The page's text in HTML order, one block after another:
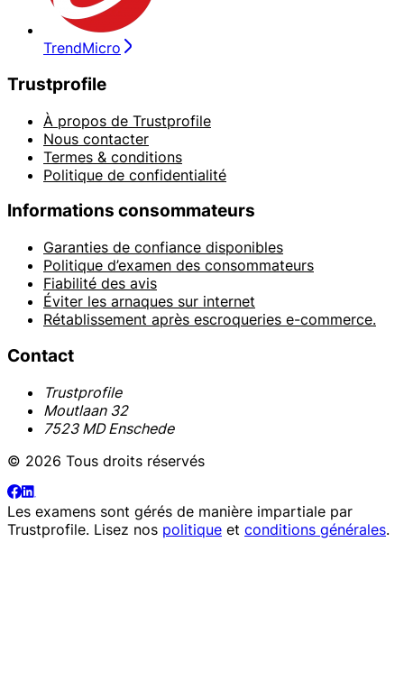
TrendMicro
Trustprofile
À propos de Trustprofile
Nous contacter
Termes & conditions
Politique de confidentialité
Informations consommateurs
Garanties de confiance disponibles
Politique d’examen des consommateurs
Fiabilité des avis
Éviter les arnaques sur internet
Rétablissement après escroqueries e-commerce.
Contact
Trustprofile
Moutlaan 32
7523 MD Enschede
© 2026 Tous droits réservés
Les examens sont gérés de manière impartiale par
Trustprofile. Lisez nos politique et conditions générales.